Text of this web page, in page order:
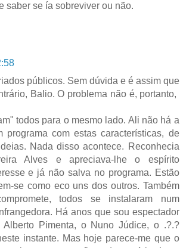
saber se ía sobreviver ou não.
públicos. Sem dúvida e é assim que
Balio. O problema não é, portanto,
todos para o mesmo lado. Ali não há a
com estas características, de
Nada disso acontece. Reconhecia
Alves e apreciava-lhe o espírito
e já não salva no programa. Estão
se como eco uns dos outros. Também
todos se instalaram num
Há anos que sou espectador
Pimenta, o Nuno Júdice, o .?.?
instante. Mas hoje parece-me que o